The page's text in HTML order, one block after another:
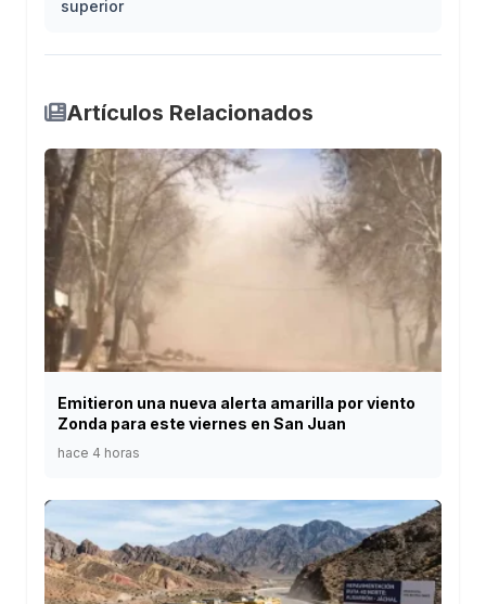
superior
Artículos Relacionados
Emitieron una nueva alerta amarilla por viento
Zonda para este viernes en San Juan
hace 4 horas